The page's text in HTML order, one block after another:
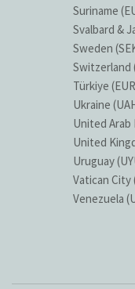
Suriname
Svalbard &
Sweden
Switzerland
Türkiye
Ukraine
United
Uruguay
Vatican City
Venezuela